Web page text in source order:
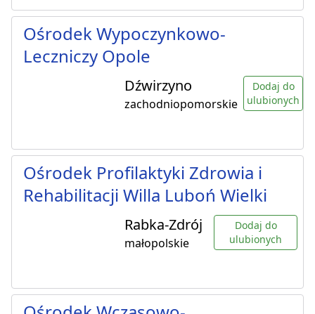
Ośrodek Wypoczynkowo-
Leczniczy Opole
Dźwirzyno
zachodniopomorskie
Dodaj do
ulubionych
Ośrodek Profilaktyki Zdrowia i
Rehabilitacji Willa Luboń Wielki
Rabka-Zdrój
małopolskie
Dodaj do
ulubionych